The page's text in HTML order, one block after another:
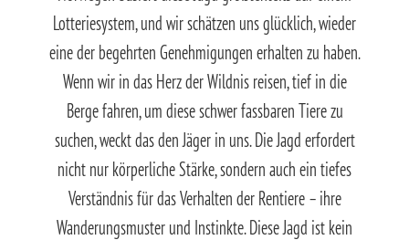
Lotteriesystem, und wir schätzen uns glücklich, wieder
eine der begehrten Genehmigungen erhalten zu haben.
Wenn wir in das Herz der Wildnis reisen, tief in die
Berge fahren, um diese schwer fassbaren Tiere zu
suchen, weckt das den Jäger in uns. Die Jagd erfordert
nicht nur körperliche Stärke, sondern auch ein tiefes
Verständnis für das Verhalten der Rentiere – ihre
Wanderungsmuster und Instinkte. Diese Jagd ist kein